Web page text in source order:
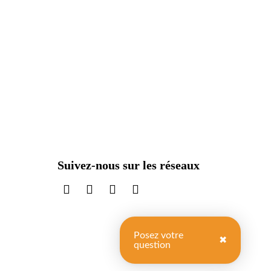
Suivez-nous sur les réseaux
sur LinkedInsur Instagram
sur TikTok
sur X
Posez votre
question
✖